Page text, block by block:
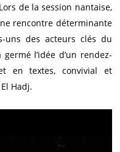
de la session nantaise,
rencontre déterminante
uns des acteurs clés du
l’idée d’un rendez-
en textes, convivial et
Hadj.